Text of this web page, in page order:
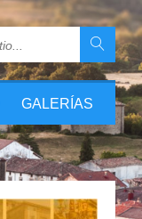
GALERÍAS